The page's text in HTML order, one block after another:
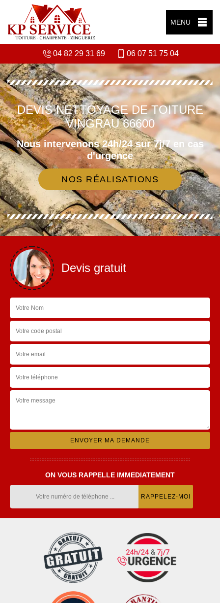
MENU
04 82 29 31 69 06 07 51 75 04
DEVIS NETTOYAGE DE TOITURE
VINGRAU 66600
Nous intervenons 24h/24 sur 7j/7 en cas
d'urgence
NOS RÉALISATIONS
Devis gratuit
ON VOUS RAPPELLE IMMEDIATEMENT